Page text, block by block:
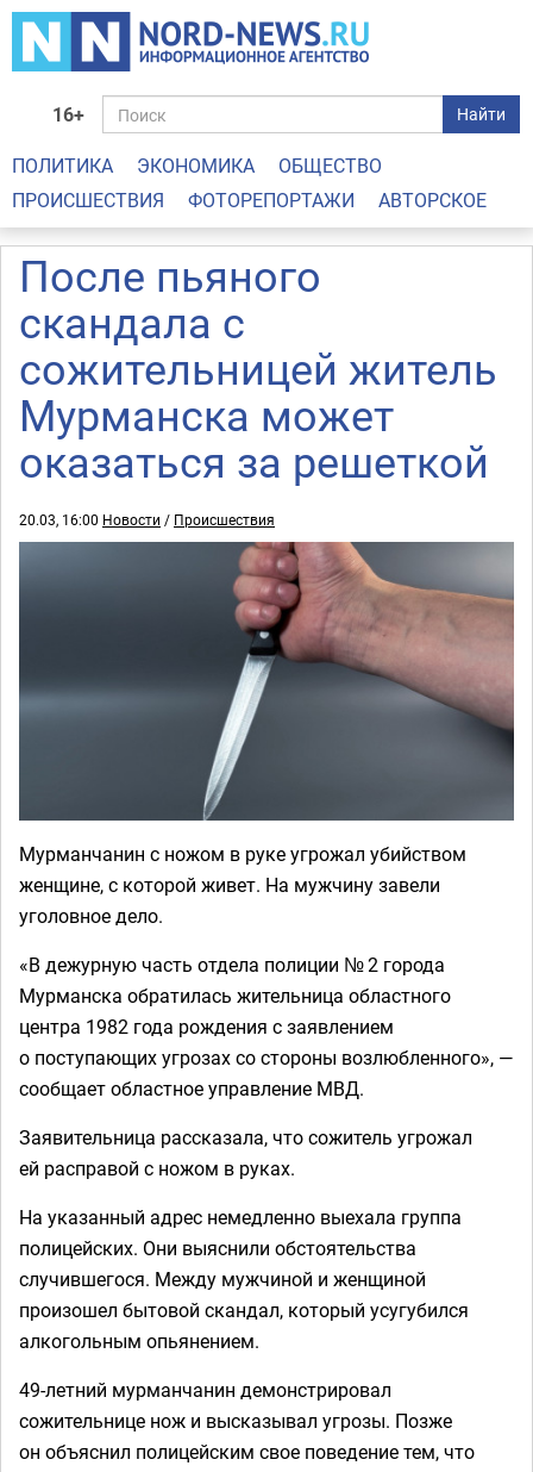
16+ Найти
ПОЛИТИКА ЭКОНОМИКА
ОБЩЕСТВО
ПРОИСШЕСТВИЯ
ФОТОРЕПОРТАЖИ АВТОРСКОЕ
После пьяного
скандала с
сожительницей житель
Мурманска может
оказаться за решеткой
20.03, 16:00 Новости / Происшествия
Мурманчанин с ножом в руке угрожал убийством
женщине, с которой живет. На мужчину завели
уголовное дело.
«В дежурную часть отдела полиции № 2 города
Мурманска обратилась жительница областного
центра 1982 года рождения с заявлением
о поступающих угрозах со стороны возлюбленного», —
сообщает областное управление МВД.
Заявительница рассказала, что сожитель угрожал
ей расправой с ножом в руках.
На указанный адрес немедленно выехала группа
полицейских. Они выяснили обстоятельства
случившегося. Между мужчиной и женщиной
произошел бытовой скандал, который усугубился
алкогольным опьянением.
49-летний мурманчанин демонстрировал
сожительнице нож и высказывал угрозы. Позже
он объяснил полицейским свое поведение тем, что